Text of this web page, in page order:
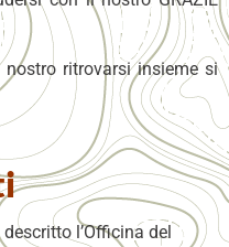
ritrovarsi insieme si
l’Officina del